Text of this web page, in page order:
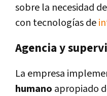
sobre la necesidad
con tecnologías de
Agencia y
La empresa
humano apropiado